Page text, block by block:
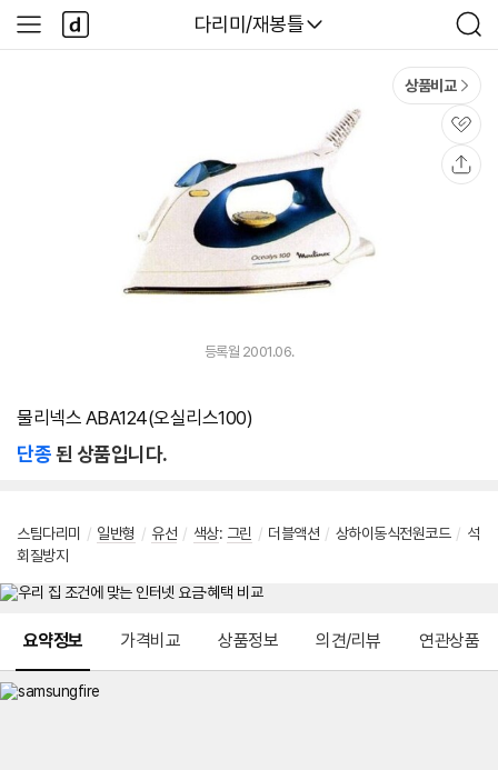
다나와
다리미/재봉틀
검
색
사
이
다
나
와
상품비교
관
심
등록월 2001.06.
물리넥스 ABA124(오실리스100)
단종된 상품입니다.
스팀다리미 / 일반형 / 유선 / 색상: 그린 / 더블액션 / 상하이동식전원코드 / 석
회질방지
요약정보 가격비교 상품정보 의견/리뷰 연관상품